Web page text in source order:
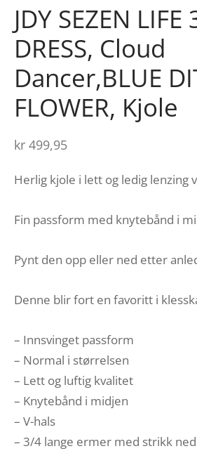
JDY SEZEN
DRESS, Cloud
Dancer,BLUE
FLOWER, Kjole
kr 499,95
Herlig kjole i lett og ledig lenzing
Fin passform med knytebånd i
Pynt den opp eller ned etter
Denne blir fort en favoritt i
– Innsvinget passform
– Normal i størrelsen
– Lett og luftig kvalitet
– Knytebånd i midjen
– V-hals
– 3/4 lange ermer med strikk